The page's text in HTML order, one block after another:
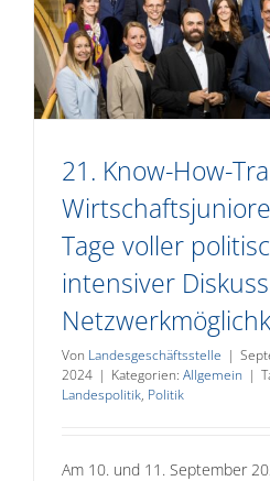
21. Know-How-
Tage voller
intensiver
Von Landesgeschäftsstelle |
2024 | Kategorien: Allgemein |
Landespolitik, Politik
Am 10. und 11. September